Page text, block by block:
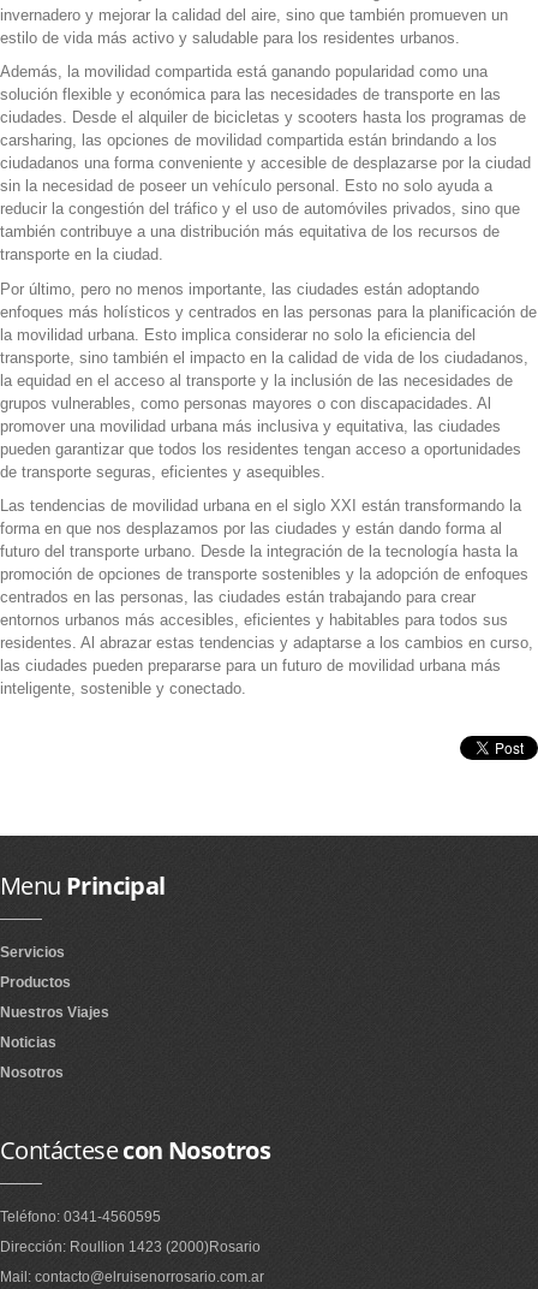
invernadero y mejorar la calidad del aire, sino que también promueven un
estilo de vida más activo y saludable para los residentes urbanos.
Además, la movilidad compartida está ganando popularidad como una
solución flexible y económica para las necesidades de transporte en las
ciudades. Desde el alquiler de bicicletas y scooters hasta los programas de
carsharing, las opciones de movilidad compartida están brindando a los
ciudadanos una forma conveniente y accesible de desplazarse por la ciudad
sin la necesidad de poseer un vehículo personal. Esto no solo ayuda a
reducir la congestión del tráfico y el uso de automóviles privados, sino que
también contribuye a una distribución más equitativa de los recursos de
transporte en la ciudad.
Por último, pero no menos importante, las ciudades están adoptando
enfoques más holísticos y centrados en las personas para la planificación de
la movilidad urbana. Esto implica considerar no solo la eficiencia del
transporte, sino también el impacto en la calidad de vida de los ciudadanos,
la equidad en el acceso al transporte y la inclusión de las necesidades de
grupos vulnerables, como personas mayores o con discapacidades. Al
promover una movilidad urbana más inclusiva y equitativa, las ciudades
pueden garantizar que todos los residentes tengan acceso a oportunidades
de transporte seguras, eficientes y asequibles.
Las tendencias de movilidad urbana en el siglo XXI están transformando la
forma en que nos desplazamos por las ciudades y están dando forma al
futuro del transporte urbano. Desde la integración de la tecnología hasta la
promoción de opciones de transporte sostenibles y la adopción de enfoques
centrados en las personas, las ciudades están trabajando para crear
entornos urbanos más accesibles, eficientes y habitables para todos sus
residentes. Al abrazar estas tendencias y adaptarse a los cambios en curso,
las ciudades pueden prepararse para un futuro de movilidad urbana más
inteligente, sostenible y conectado.
Menu Principal
Servicios
Productos
Nuestros Viajes
Noticias
Nosotros
Contáctesecon Nosotros
Teléfono: 0341-4560595
Dirección: Roullion 1423 (2000)Rosario
Mail: contacto@elruisenorrosario.com.ar